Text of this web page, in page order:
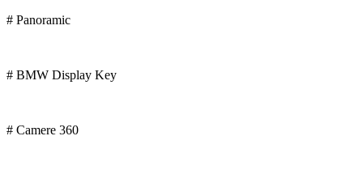
# Panoramic
# BMW Display Key
# Camere 360